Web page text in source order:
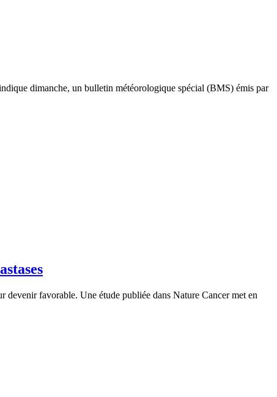
dimanche, un bulletin météorologique spécial (BMS) émis par
devenir favorable. Une étude publiée dans Nature Cancer met en